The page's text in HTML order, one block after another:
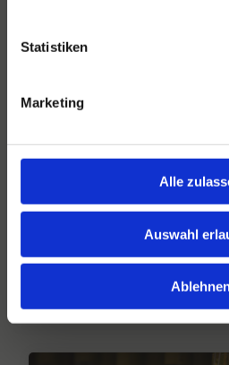
Statistiken
Marketing
Alle
Auswahl
Hansen Dranken
Ihr großer unabhängiger
seit über 75 Jahren.